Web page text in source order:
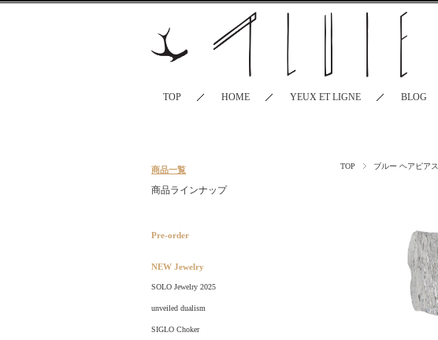
TOP HOME YEUX ET LIGNE BLOG
TOP ブルー ヘアピアス
商品一覧
商品ラインナップ
Pre-order
NEW Jewelry
SOLO Jewelry 2025
unveiled dualism
SIGLO Choker